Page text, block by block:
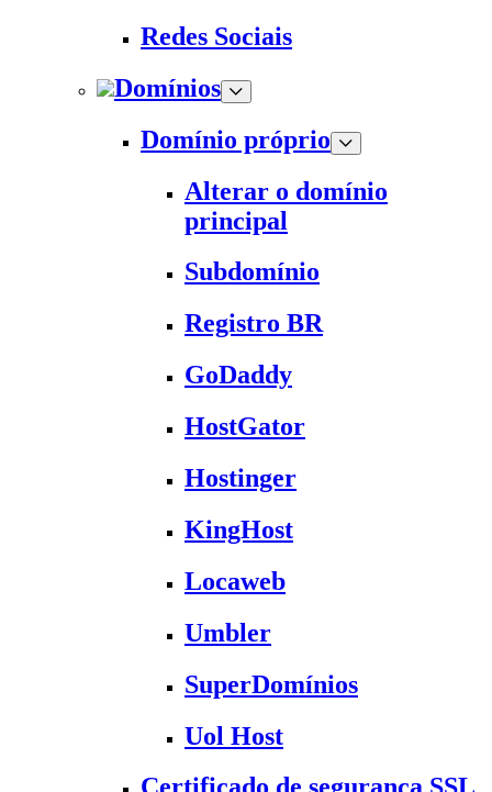
Redes Sociais
Domínios
Domínio próprio
Alterar o domínio
principal
Subdomínio
Registro BR
GoDaddy
HostGator
Hostinger
KingHost
Locaweb
Umbler
SuperDomínios
Uol Host